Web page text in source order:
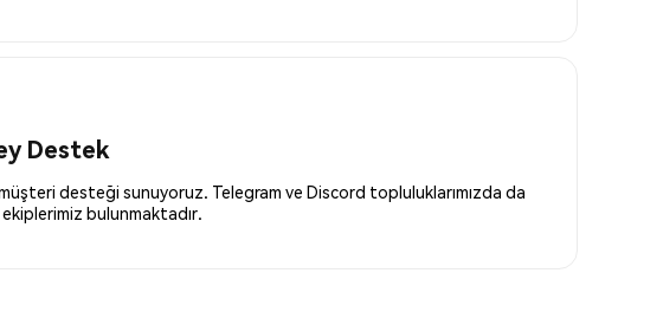
Destek
desteği sunuyoruz. Telegram ve Discord topluluklarımızda da
bulunmaktadır.